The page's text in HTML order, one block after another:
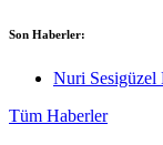
Son Haberler:
Nuri Sesigüzel
Tüm Haberler